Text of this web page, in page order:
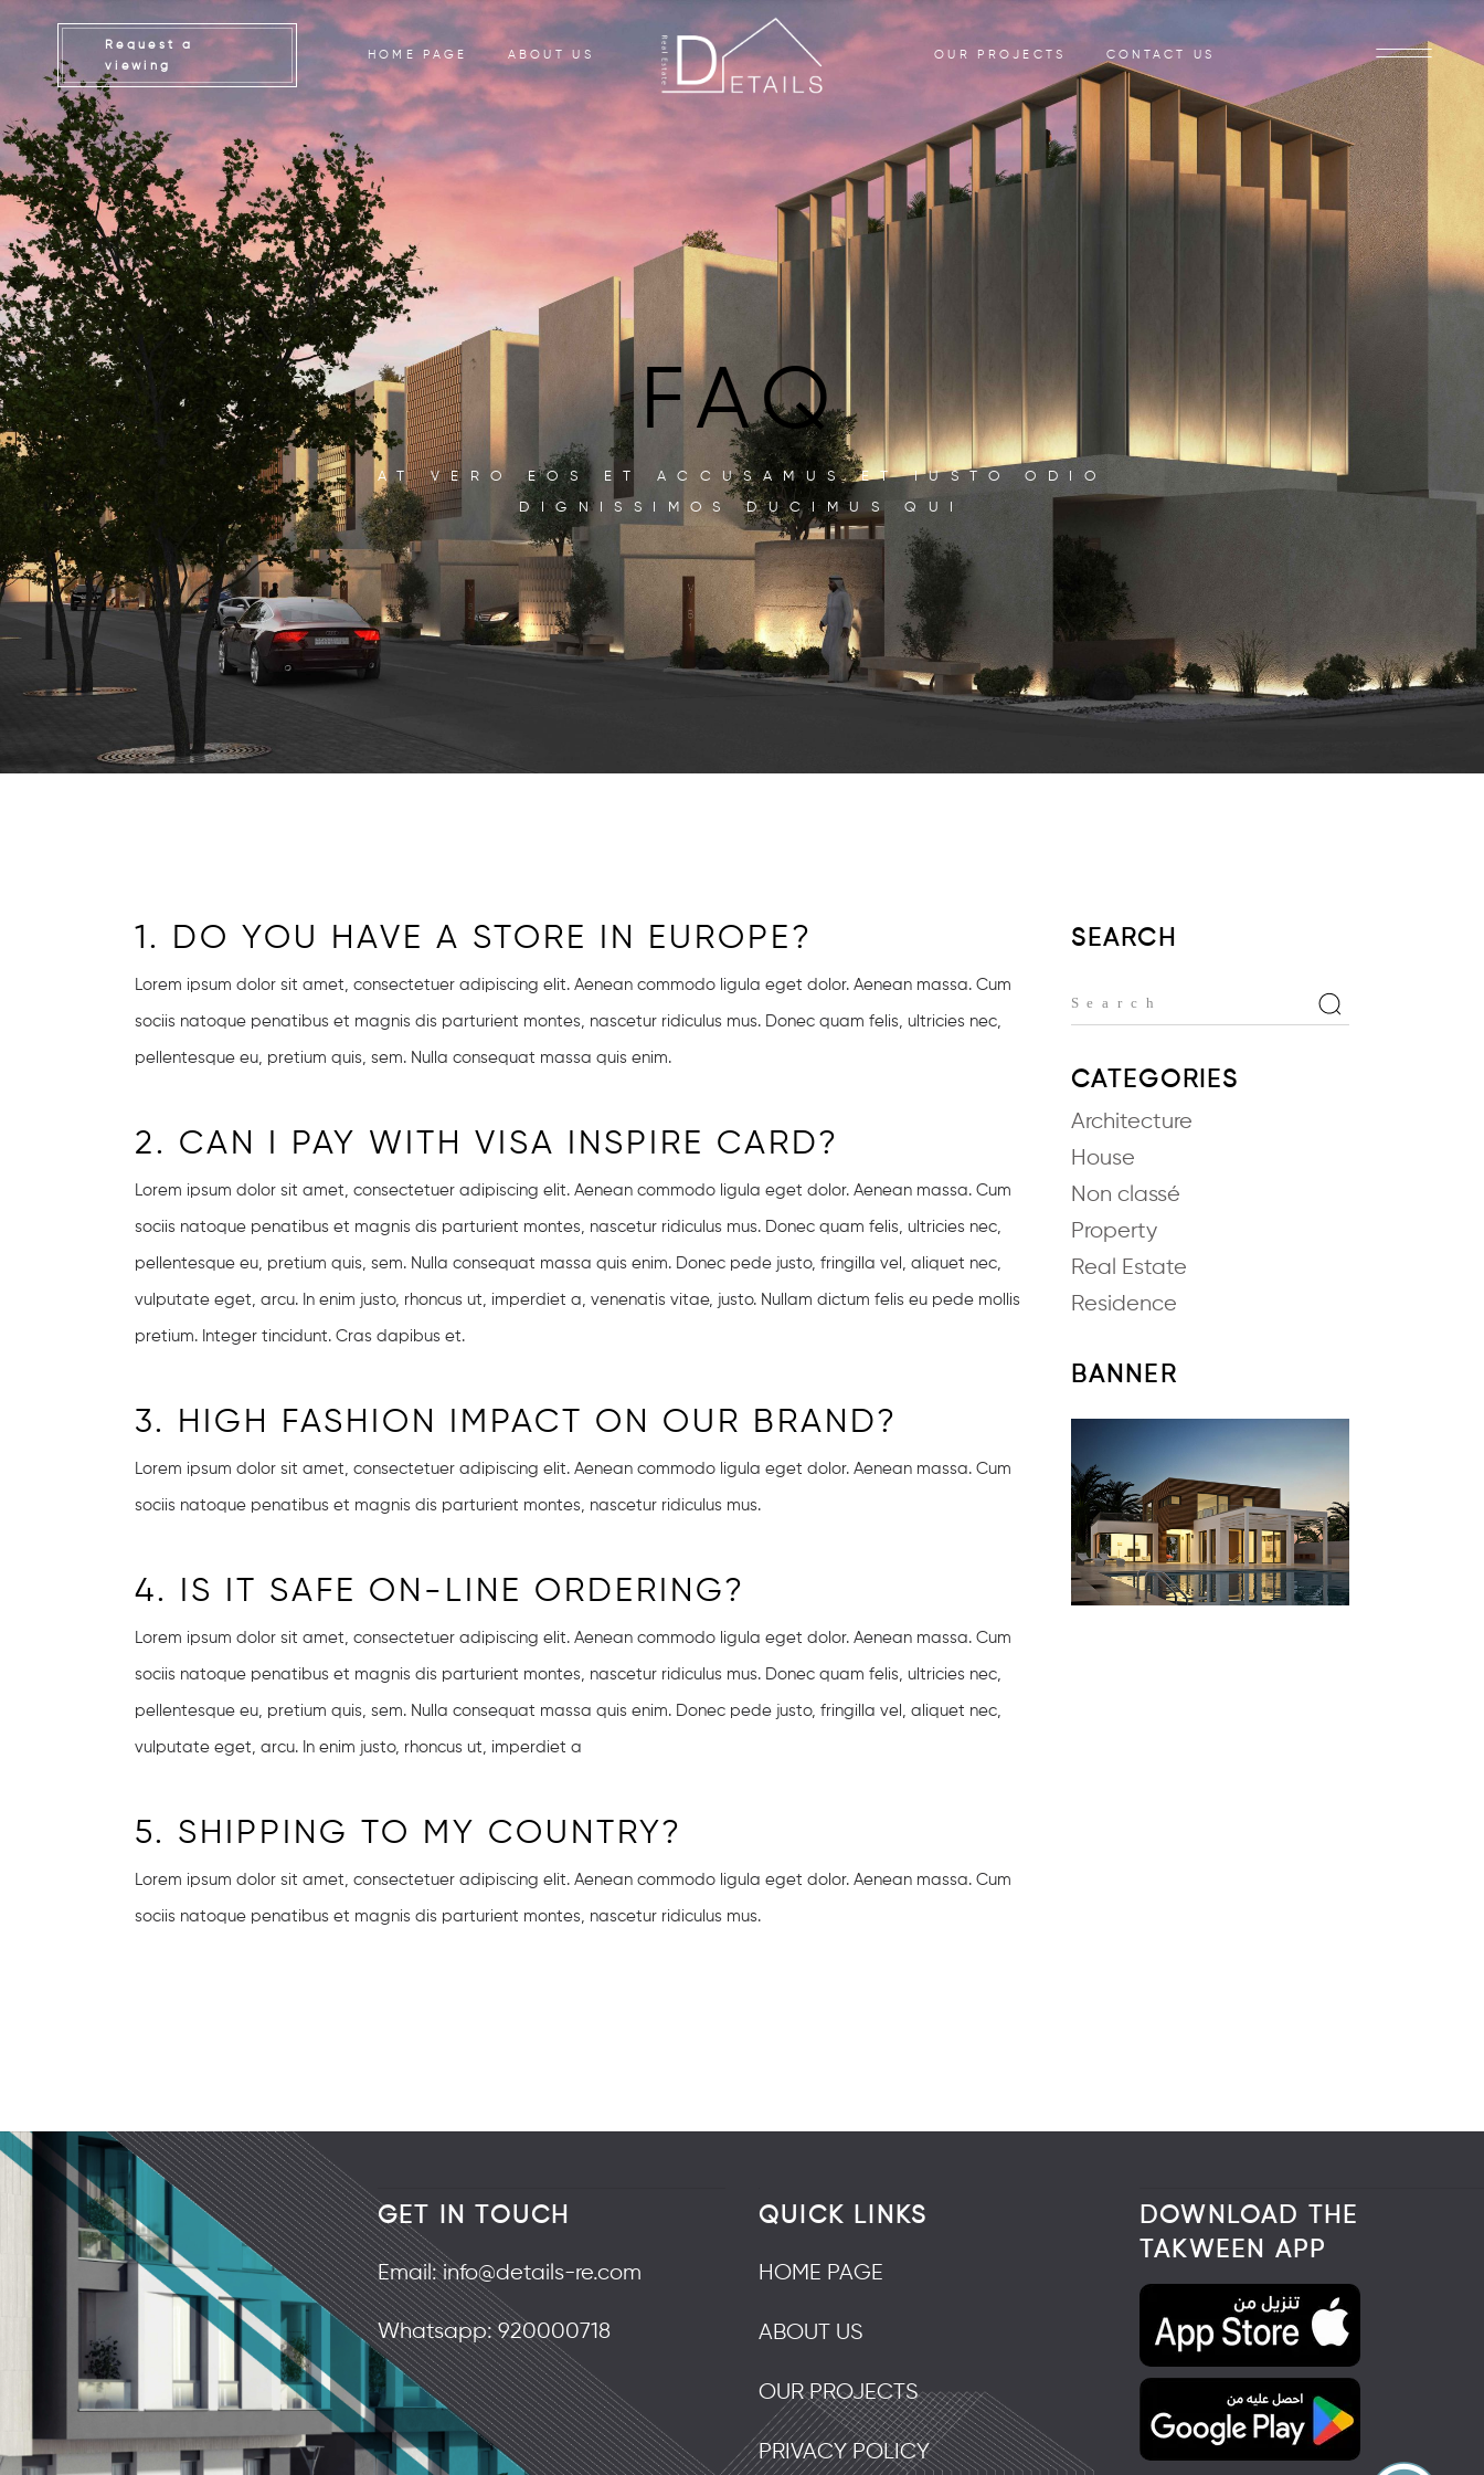
Request a
viewing
HOME PAGE ABOUT US OUR PROJECTS CONTACT US
FAQ
AT VERO EOS ET ACCUSAMUS ET IUSTO ODIO
DIGNISSIMOS DUCIMUS QUI
1. DO YOU HAVE A STORE IN EUROPE?
Lorem ipsum dolor sit amet, consectetuer adipiscing elit. Aenean commodo ligula eget dolor. Aenean massa. Cum
sociis natoque penatibus et magnis dis parturient montes, nascetur ridiculus mus. Donec quam felis, ultricies nec,
pellentesque eu, pretium quis, sem. Nulla consequat massa quis enim.
2. CAN I PAY WITH VISA INSPIRE CARD?
Lorem ipsum dolor sit amet, consectetuer adipiscing elit. Aenean commodo ligula eget dolor. Aenean massa. Cum
sociis natoque penatibus et magnis dis parturient montes, nascetur ridiculus mus. Donec quam felis, ultricies nec,
pellentesque eu, pretium quis, sem. Nulla consequat massa quis enim. Donec pede justo, fringilla vel, aliquet nec,
vulputate eget, arcu. In enim justo, rhoncus ut, imperdiet a, venenatis vitae, justo. Nullam dictum felis eu pede mollis
pretium. Integer tincidunt. Cras dapibus et.
3. HIGH FASHION IMPACT ON OUR BRAND?
Lorem ipsum dolor sit amet, consectetuer adipiscing elit. Aenean commodo ligula eget dolor. Aenean massa. Cum
sociis natoque penatibus et magnis dis parturient montes, nascetur ridiculus mus.
4. IS IT SAFE ON-LINE ORDERING?
Lorem ipsum dolor sit amet, consectetuer adipiscing elit. Aenean commodo ligula eget dolor. Aenean massa. Cum
sociis natoque penatibus et magnis dis parturient montes, nascetur ridiculus mus. Donec quam felis, ultricies nec,
pellentesque eu, pretium quis, sem. Nulla consequat massa quis enim. Donec pede justo, fringilla vel, aliquet nec,
vulputate eget, arcu. In enim justo, rhoncus ut, imperdiet a
5. SHIPPING TO MY COUNTRY?
Lorem ipsum dolor sit amet, consectetuer adipiscing elit. Aenean commodo ligula eget dolor. Aenean massa. Cum
sociis natoque penatibus et magnis dis parturient montes, nascetur ridiculus mus.
SEARCH
CATEGORIES
Architecture
House
Non classé
Property
Real Estate
Residence
BANNER
GET IN TOUCH
Email: info@details-re.com
Whatsapp: 920000718
QUICK LINKS
HOME PAGE
ABOUT US
OUR PROJECTS
PRIVACY POLICY
DOWNLOAD THE
TAKWEEN APP